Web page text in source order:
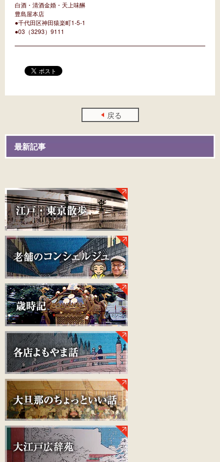
白酒・清酒金婚・天上味醂
豊島屋本店
●千代田区神田猿楽町1-5-1
●03（3293）9111
戻る
最新記事